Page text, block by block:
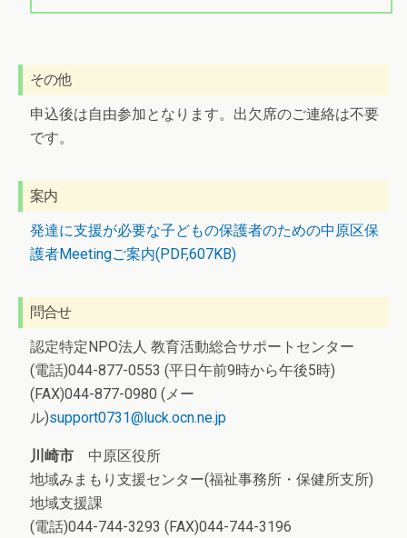
その他
申込後は自由参加となります。出欠席のご連絡は不要
です。
案内
発達に支援が必要な子どもの保護者のための中原区保
護者Meetingご案内(PDF,607KB)
問合せ
認定特定NPO法人 教育活動総合サポートセンター
(電話)044-877-0553 (平日午前9時から午後5時)
(FAX)044-877-0980 (メー
ル)support0731@luck.ocn.ne.jp
川崎市 中原区役所
地域みまもり支援センター(福祉事務所・保健所支所)
地域支援課
(電話)044-744-3293 (FAX)044-744-3196